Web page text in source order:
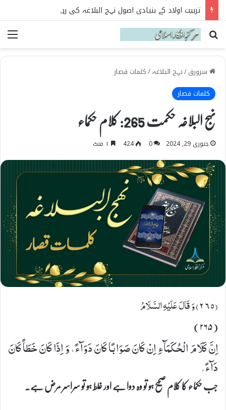
تربیت اولاد کے بنیادی اصول نہج البلاغہ کی روشنی میں
Search for
سرورق/نہج البلاغہ/کلمات قصار
کلمات قصار
نہج البلاغہ حکمت 265: کلام حکماء
جنوری 29, 2024 0
424
(٢٦٥) وَ قَالَ عَلَیْهِ السَّلَامُ
(۲۶۵)
اِنَّ كَلَامَ الْحُكَمَآءِ اِنْ كَانَ صَوَابًا كَانَ دَوَآءً، وَ اِذَا كَانَ خَطَاً كَانَ
دَآءً.
جب حکماء کا کلام صحیح ہو تو وہ دوا ہے اور غلط ہو تو سراسر مرض ہے۔